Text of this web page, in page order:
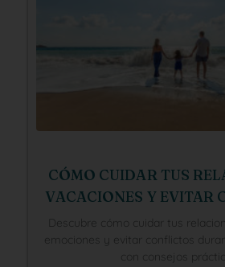
CÓMO CUIDAR TUS
VACACIONES Y EVITAR
Descubre cómo cuidar tus
emociones y evitar conflictos
con consejos